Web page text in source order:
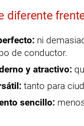
diferente
ni
de conductor.
y atractivo:
tanto para
sencillo: